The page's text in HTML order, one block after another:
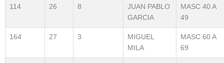
114 26 8
JUAN PABLO
GARCIA
MASC 40 A
49
164 27 3
MIGUEL
MILA
MASC 60 A
69